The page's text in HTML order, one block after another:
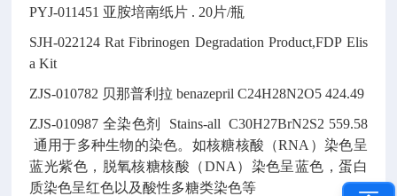
PYJ-011451 亚胺培南纸片 . 20片/瓶
SJH-022124 Rat Fibrinogen Degradation Product,FDP Elis
a Kit
ZJS-010782 贝那普利拉 benazepril C24H28N2O5 424.49
ZJS-010987 全染色剂 Stains-all C30H27BrN2S2 559.58
通用于多种生物的染色。如核糖核酸（RNA）染色呈
蓝光紫色，脱氧核糖核酸（DNA）染色呈蓝色，蛋白
质染色呈红色以及酸性多糖类染色等